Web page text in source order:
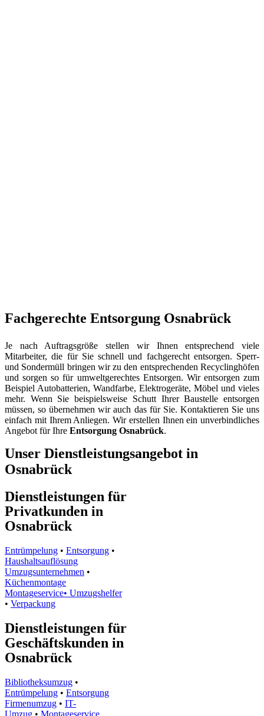
Fachgerechte Entsorgung Osnabrück
Je nach Auftragsgröße stellen wir Ihnen entsprechend viele
Mitarbeiter, die für Sie schnell und fachgerecht entsorgen. Sperr-
und Sondermüll bringen wir zu den entsprechenden Recyclinghöfen
und sorgen so für umweltgerechtes Entsorgen. Wir entsorgen zum
Beispiel Autobatterien, Wandfarbe, Elektrogeräte, Möbel und vieles
mehr. Wenn Sie beispielsweise Schutt Ihrer Baustelle entsorgen
müssen, so übernehmen wir auch das für Sie. Kontaktieren Sie uns
einfach mit Ihrem Anliegen. Wir erstellen Ihnen ein unverbindliches
Angebot für Ihre Entsorgung Osnabrück.
Unser Dienstleistungsangebot in
Osnabrück
Dienstleistungen für
Privatkunden in
Osnabrück
Entrümpelung • Entsorgung •
Haushaltsauflösung
Umzugsunternehmen •
Küchenmontage
Montageservice• Umzugshelfer
• Verpackung
Dienstleistungen für
Geschäftskunden in
Osnabrück
Bibliotheksumzug •
Entrümpelung • Entsorgung
Firmenumzug • IT-
Umzug • Montageservice